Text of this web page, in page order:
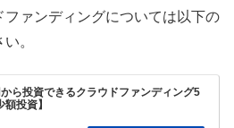
ァンディングについては以下の
。
ら投資できるクラウドファンディング5
額投資】